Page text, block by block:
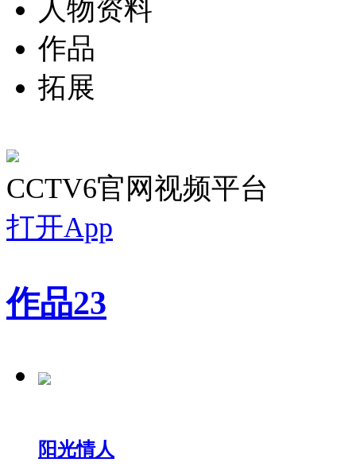
人物资料
作品
拓展
CCTV6官网视频平台
打开App
作品23
阳光情人